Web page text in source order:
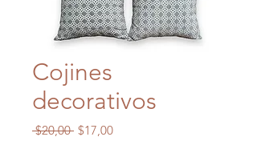
Cojines
decorativos
$20,00 Precio
$17,00Precio